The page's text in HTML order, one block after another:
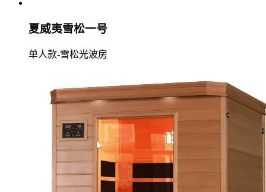
夏威夷雪松一号
单人款-雪松光波房